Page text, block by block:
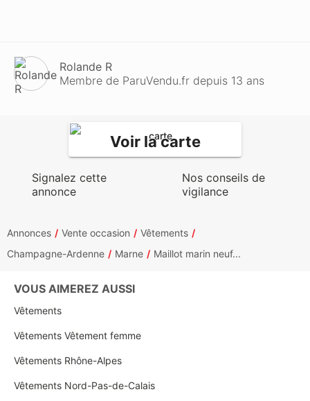
Rolande R
Membre de ParuVendu.fr depuis 13 ans
Voir la carte
Signalez cette
annonce
Nos conseils de
vigilance
Annonces Vente occasion
Vêtements
Champagne-Ardenne
Marne Maillot marin neuf...
VOUS AIMEREZ AUSSI
Vêtements
Vêtements Vêtement femme
Vêtements Rhône-Alpes
Vêtements Nord-Pas-de-Calais